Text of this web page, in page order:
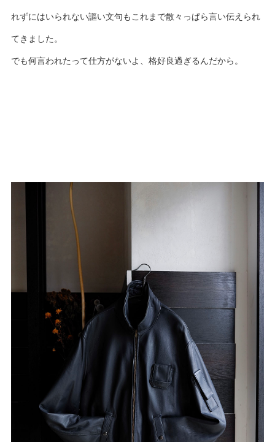
れずにはいられない謳い文句もこれまで散々っぱら言い伝えられ
てきました。
でも何言われたって仕方がないよ、格好良過ぎるんだから。